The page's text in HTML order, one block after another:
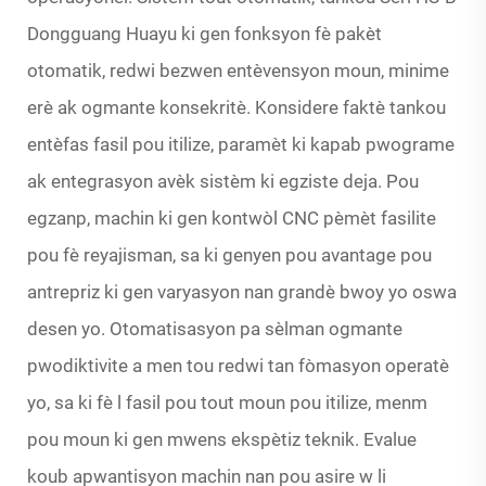
Dongguang Huayu ki gen fonksyon fè pakèt
otomatik, redwi bezwen entèvensyon moun, minime
erè ak ogmante konsekritè. Konsidere faktè tankou
entèfas fasil pou itilize, paramèt ki kapab pwograme
ak entegrasyon avèk sistèm ki egziste deja. Pou
egzanp, machin ki gen kontwòl CNC pèmèt fasilite
pou fè reyajisman, sa ki genyen pou avantage pou
antrepriz ki gen varyasyon nan grandè bwoy yo oswa
desen yo. Otomatisasyon pa sèlman ogmante
pwodiktivite a men tou redwi tan fòmasyon operatè
yo, sa ki fè l fasil pou tout moun pou itilize, menm
pou moun ki gen mwens ekspètiz teknik. Evalue
koub apwantisyon machin nan pou asire w li